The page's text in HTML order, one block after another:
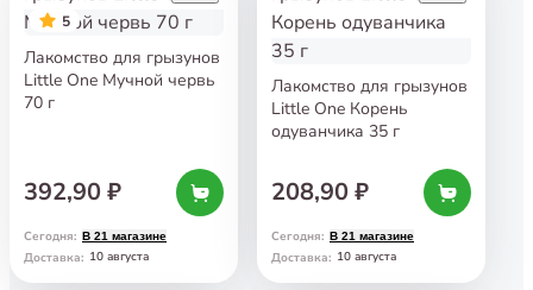
5
Лакомство для грызунов
Little One Мучной червь
70 г
392,90 ₽
Сегодня: В 21 магазине
Доставка: 10 августа
Лакомство для грызунов
Little One Корень
одуванчика 35 г
208,90 ₽
Сегодня: В 21 магазине
Доставка: 10 августа